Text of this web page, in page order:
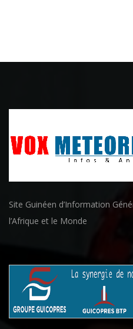
Site Guinéen d’Information
l’Afrique et le Monde